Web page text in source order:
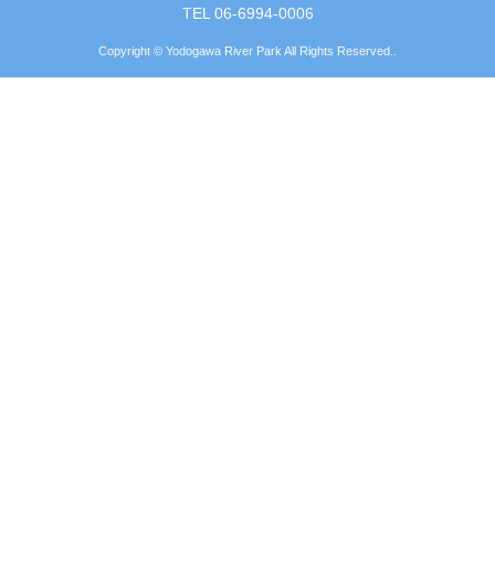
TEL 06-6994-0006
Copyright © Yodogawa River Park All Rights Reserved..